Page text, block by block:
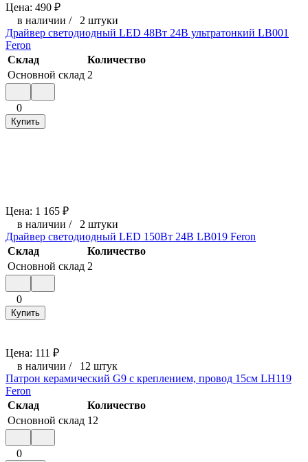
Цена: 490 ₽
в наличии / 2 штуки
Драйвер светодиодный LED 48Вт 24В ультратонкий LB001
Feron
Склад
Количество
Основной склад 2
0
Купить
Цена: 1 165 ₽
в наличии / 2 штуки
Драйвер светодиодный LED 150Вт 24В LB019 Feron
Склад
Количество
Основной склад 2
0
Купить
Цена: 111 ₽
в наличии / 12 штук
Патрон керамический G9 с креплением, провод 15см LH119
Feron
Склад
Количество
Основной склад 12
0